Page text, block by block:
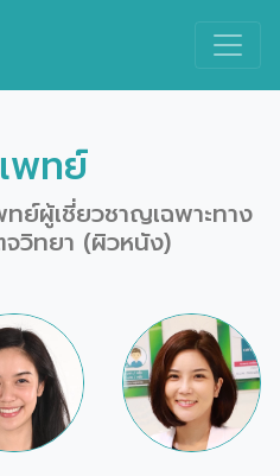
พทย์
ผู้เชี่ยวชาญเฉพาะทาง
จวิทยา (ผิวหนัง)